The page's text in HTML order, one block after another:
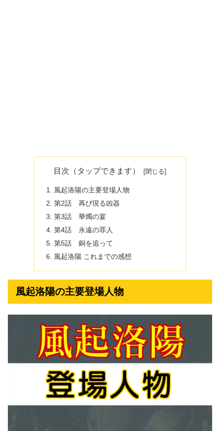
目次（タップできます）
風起洛陽の主要登場人物
第2話 再び現る凶器
第3話 華燭の宴
第4話 永遠の罪人
第5話 銅を追って
風起洛陽 これまでの感想
風起洛陽の主要登場人物